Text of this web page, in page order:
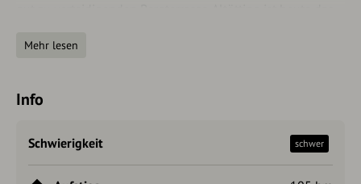
XVI «Das Herz Bayerns und eines der Herzen Europas»
Weg führt uns aus der Pilgerstadt heraus über weite
einigen Kilometern in südlicher Richtung. Am Etappenort
Garching an der Alz beenden wir diese Etappe bei der
Kirche.
Mehr lesen
Info
Schwierigkeit schwer